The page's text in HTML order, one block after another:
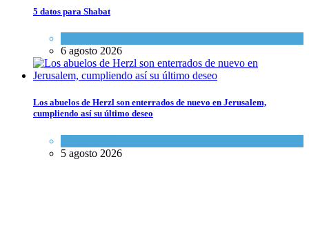
5 datos para Shabat
6 agosto 2026
Los abuelos de Herzl son enterrados de nuevo en Jerusalem,
cumpliendo así su último deseo
5 agosto 2026